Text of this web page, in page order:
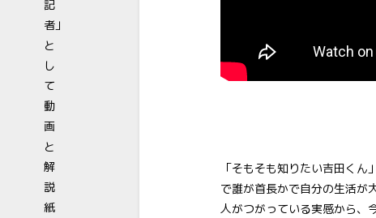
「そもそも知りたい吉田く
で誰が首長かで自分の生活が
人がつがっている実感から、